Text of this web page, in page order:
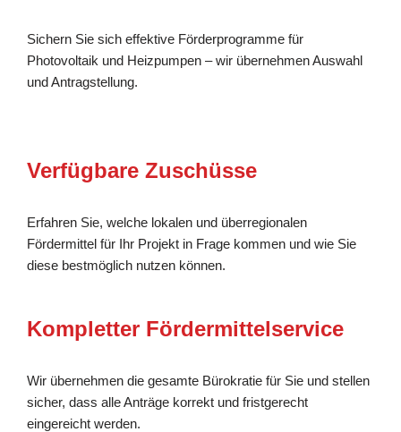
Sichern Sie sich effektive Förderprogramme für
Photovoltaik und Heizpumpen – wir übernehmen Auswahl
und Antragstellung.
Verfügbare Zuschüsse
Erfahren Sie, welche lokalen und überregionalen
Fördermittel für Ihr Projekt in Frage kommen und wie Sie
diese bestmöglich nutzen können.
Kompletter Fördermittelservice
Wir übernehmen die gesamte Bürokratie für Sie und stellen
sicher, dass alle Anträge korrekt und fristgerecht
eingereicht werden.